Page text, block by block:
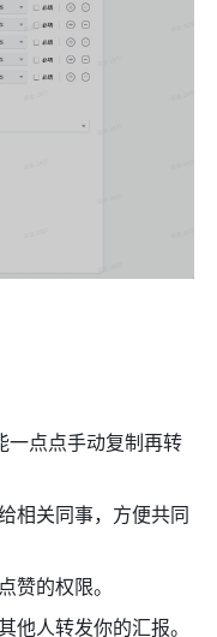
一点点手动复制再转
相关同事，方便共同
赞的权限。